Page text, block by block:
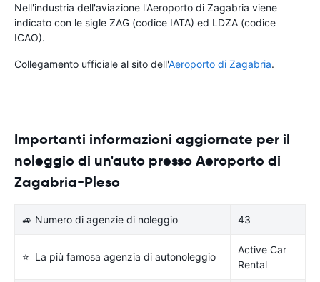
Nell'industria dell'aviazione l'Aeroporto di Zagabria viene
indicato con le sigle ZAG (codice IATA) ed LDZA (codice
ICAO).
Collegamento ufficiale al sito dell'Aeroporto di Zagabria.
Importanti informazioni aggiornate per il
noleggio di un'auto presso Aeroporto di
Zagabria-Pleso
🚙 Numero di agenzie di noleggio 43
⭐ La più famosa agenzia di autonoleggio
Active Car
Rental